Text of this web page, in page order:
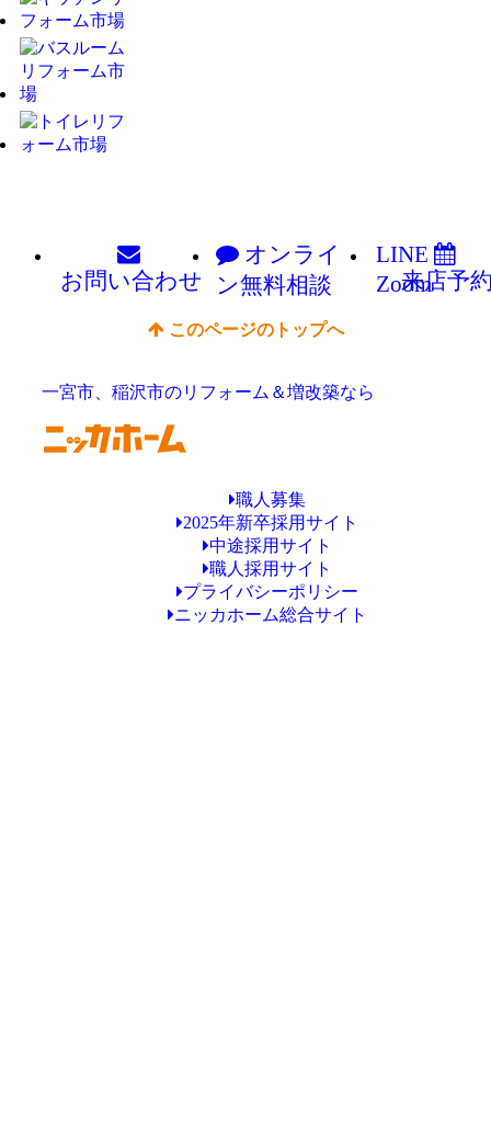
お問い合わせ
オンライ
ン無料相談
LINE
Zoom
来店予
このページのトップへ
一宮市、稲沢市のリフォーム＆増改築なら
職人募集
2025年新卒採用サイト
中途採用サイト
職人採用サイト
プライバシーポリシー
ニッカホーム総合サイト